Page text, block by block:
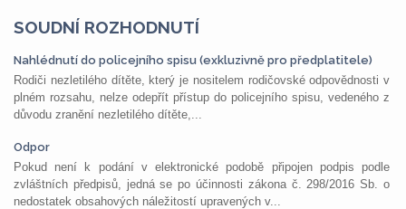
SOUDNÍ ROZHODNUTÍ
Nahlédnutí do policejního spisu (exkluzivně pro předplatitele)
Rodiči nezletilého dítěte, který je nositelem rodičovské odpovědnosti v
plném rozsahu, nelze odepřít přístup do policejního spisu, vedeného z
důvodu zranění nezletilého dítěte,...
Odpor
Pokud není k podání v elektronické podobě připojen podpis podle
zvláštních předpisů, jedná se po účinnosti zákona č. 298/2016 Sb. o
nedostatek obsahových náležitostí upravených v...